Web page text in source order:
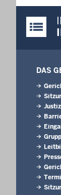
Justiz-
DAS